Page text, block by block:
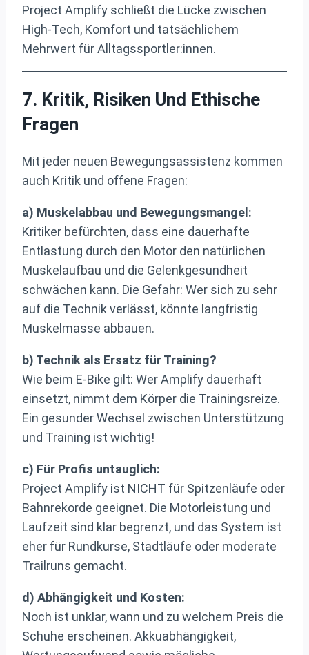
Project Amplify schließt die Lücke zwischen
High-Tech, Komfort und tatsächlichem
Mehrwert für Alltagssportler:innen.
7. Kritik, Risiken Und Ethische
Fragen
Mit jeder neuen Bewegungsassistenz kommen
auch Kritik und offene Fragen:
a) Muskelabbau und Bewegungsmangel:
Kritiker befürchten, dass eine dauerhafte
Entlastung durch den Motor den natürlichen
Muskelaufbau und die Gelenkgesundheit
schwächen kann. Die Gefahr: Wer sich zu sehr
auf die Technik verlässt, könnte langfristig
Muskelmasse abbauen.
b) Technik als Ersatz für Training?
Wie beim E-Bike gilt: Wer Amplify dauerhaft
einsetzt, nimmt dem Körper die Trainingsreize.
Ein gesunder Wechsel zwischen Unterstützung
und Training ist wichtig!
c) Für Profis untauglich:
Project Amplify ist NICHT für Spitzenläufe oder
Bahnrekorde geeignet. Die Motorleistung und
Laufzeit sind klar begrenzt, und das System ist
eher für Rundkurse, Stadtläufe oder moderate
Trailruns gemacht.
d) Abhängigkeit und Kosten:
Noch ist unklar, wann und zu welchem Preis die
Schuhe erscheinen. Akkuabhängigkeit,